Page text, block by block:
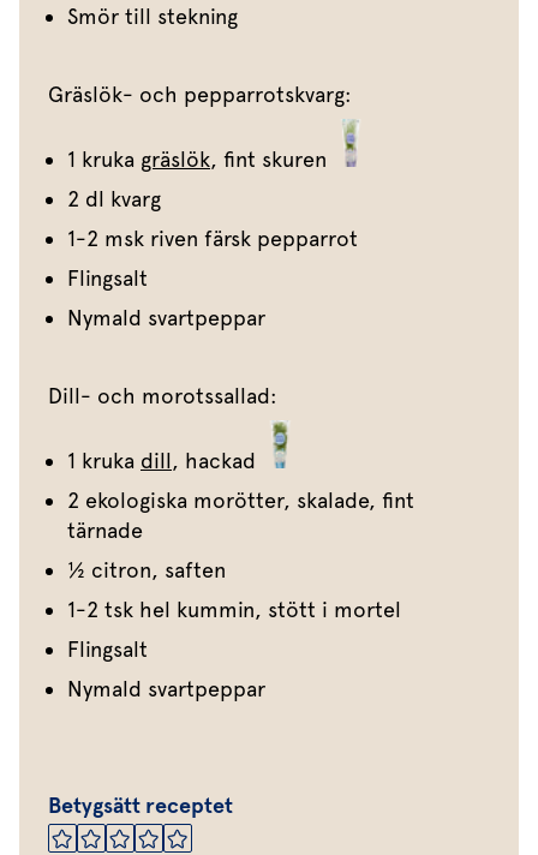
Smör till stekning
Gräslök- och pepparrotskvarg:
1 kruka gräslök, fint skuren
2 dl kvarg
1-2 msk riven färsk pepparrot
Flingsalt
Nymald svartpeppar
Dill- och morotssallad:
1 kruka dill, hackad
2 ekologiska morötter, skalade, fint
tärnade
½ citron, saften
1-2 tsk hel kummin, stött i mortel
Flingsalt
Nymald svartpeppar
Betygsätt receptet